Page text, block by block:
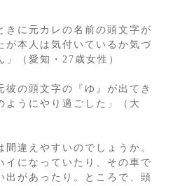
きに元カレの名前の頭文字が
が本人は気付いているか気づ
（愛知・27歳女性）
彼の頭文字の『ゆ』が出てき
ようにやり過ごした」（大
違えやすいのでしょうか。
イになっていたり、その車で
出があったり。ところで、頭